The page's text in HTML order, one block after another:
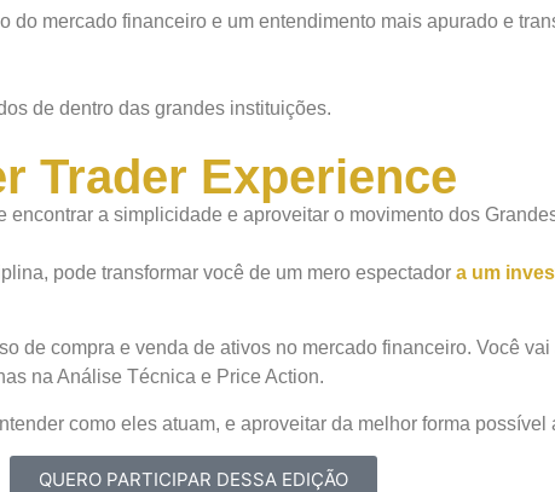
mercado financeiro e um entendimento mais apurado e
de dentro das grandes instituições.
Trader Experience
encontrar a simplicidade e aproveitar o movimento dos
pode transformar você de um mero espectador a um
de compra e venda de ativos no mercado financeiro. Você
na Análise Técnica e Price Action.
como eles atuam, e aproveitar da melhor forma
QUERO PARTICIPAR DESSA EDIÇÃO